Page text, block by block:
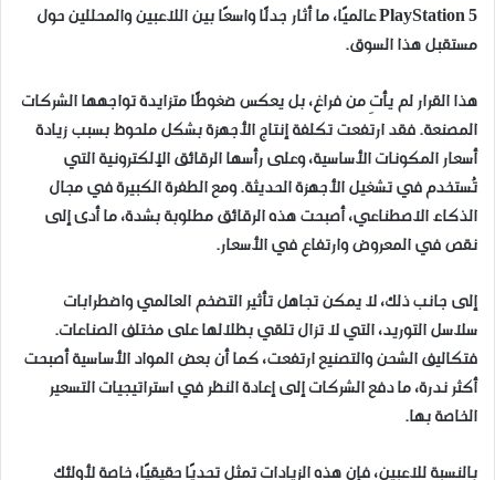
PlayStation 5 عالميًا، ما أثار جدلًا واسعًا بين اللاعبين والمحللين حول
مستقبل هذا السوق.
هذا القرار لم يأتِ من فراغ، بل يعكس ضغوطًا متزايدة تواجهها الشركات
المصنعة. فقد ارتفعت تكلفة إنتاج الأجهزة بشكل ملحوظ بسبب زيادة
أسعار المكونات الأساسية، وعلى رأسها الرقائق الإلكترونية التي
تُستخدم في تشغيل الأجهزة الحديثة. ومع الطفرة الكبيرة في مجال
الذكاء الاصطناعي، أصبحت هذه الرقائق مطلوبة بشدة، ما أدى إلى
نقص في المعروض وارتفاع في الأسعار.
إلى جانب ذلك، لا يمكن تجاهل تأثير التضخم العالمي واضطرابات
سلاسل التوريد، التي لا تزال تلقي بظلالها على مختلف الصناعات.
فتكاليف الشحن والتصنيع ارتفعت، كما أن بعض المواد الأساسية أصبحت
أكثر ندرة، ما دفع الشركات إلى إعادة النظر في استراتيجيات التسعير
الخاصة بها.
بالنسبة للاعبين، فإن هذه الزيادات تمثل تحديًا حقيقيًا، خاصة لأولئك